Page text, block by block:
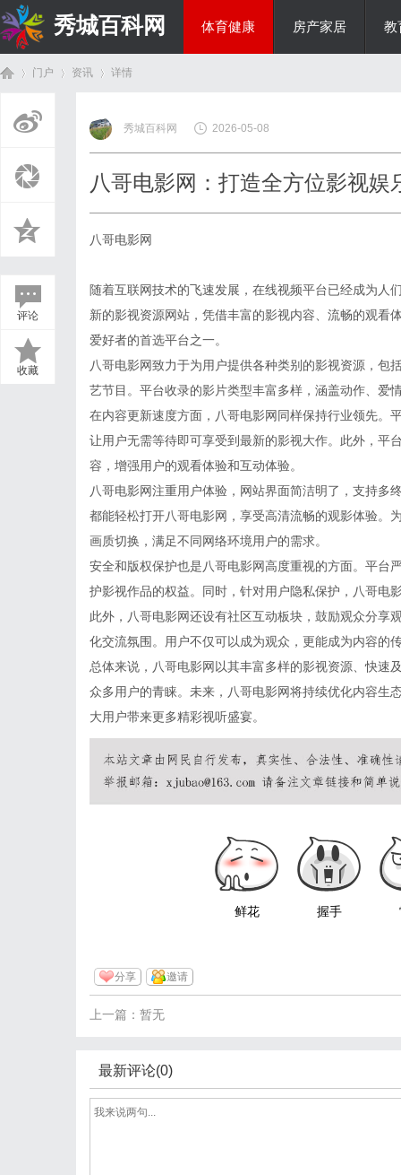
秀城百科网 体育健康 房产家居 教
门户 资讯
›
详情
评论
收藏
秀城百科网 2026-05-08
八哥电影网：打造全方位影视娱
八哥电影网
随着互联网技术的飞速发展，在线视频平台已经成为人
新的影视资源网站，凭借丰富的影视内容、流畅的观看
爱好者的首选平台之一。
八哥电影网致力于为用户提供各种类别的影视资源，包
艺节目。平台收录的影片类型丰富多样，涵盖动作、爱
在内容更新速度方面，八哥电影网同样保持行业领先。
让用户无需等待即可享受到最新的影视大作。此外，平
容，增强用户的观看体验和互动体验。
八哥电影网注重用户体验，网站界面简洁明了，支持多
都能轻松打开八哥电影网，享受高清流畅的观影体验。
画质切换，满足不同网络环境用户的需求。
安全和版权保护也是八哥电影网高度重视的方面。平台
护影视作品的权益。同时，针对用户隐私保护，八哥电
此外，八哥电影网还设有社区互动板块，鼓励观众分享
化交流氛围。用户不仅可以成为观众，更能成为内容的
总体来说，八哥电影网以其丰富多样的影视资源、快速
众多用户的青睐。未来，八哥电影网将持续优化内容生
大用户带来更多精彩视听盛宴。
鲜花 握手
分享 邀请
上一篇：暂无
最新评论(0)